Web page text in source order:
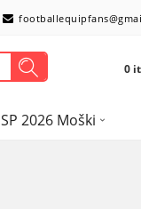
0
SP 2026 Moški